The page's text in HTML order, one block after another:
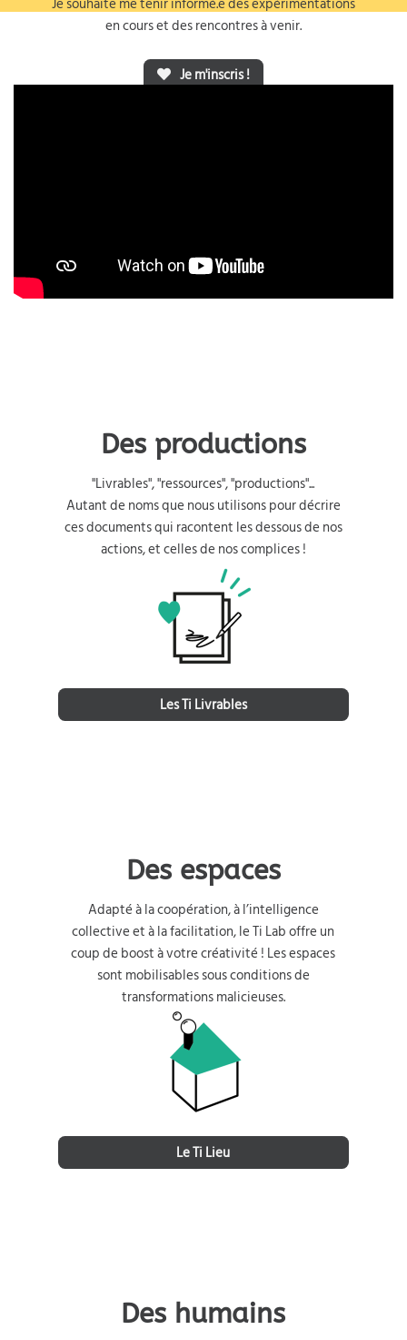
en cours et des rencontres à venir.
Je m'inscris !
Des productions
"Livrables", "ressources", "productions"...
Autant de noms que nous utilisons pour décrire
ces documents qui racontent les dessous de nos
actions, et celles de nos complices !
Les Ti Livrables
Des espaces
Adapté à la coopération, à l’intelligence
collective et à la facilitation, le Ti Lab offre un
coup de boost à votre créativité ! Les espaces
sont mobilisables sous conditions de
transformations malicieuses.
Le Ti Lieu
Des humains